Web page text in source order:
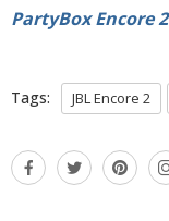
PartyBox Encore 2
Tags: JBL Encore 2